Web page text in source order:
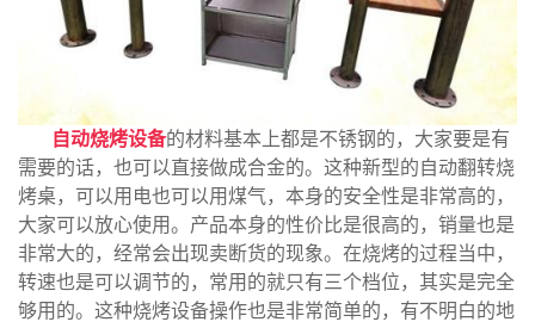
自动烧烤设备的材料基本上都是不锈钢的，大家要是有
需要的话，也可以直接做成合金的。这种新型的自动翻转烧
烤桌，可以用电也可以用煤气，本身的安全性是非常高的，
大家可以放心使用。产品本身的性价比是很高的，销量也是
非常大的，经常会出现卖断货的现象。在烧烤的过程当中，
转速也是可以调节的，常用的就只有三个档位，其实是完全
够用的。这种烧烤设备操作也是非常简单的，有不明白的地